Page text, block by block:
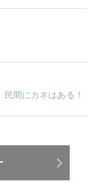
間にカネはある！